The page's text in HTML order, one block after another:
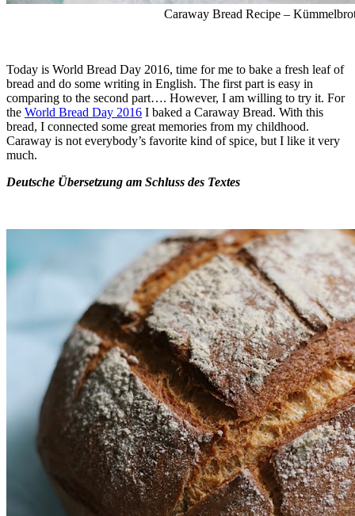
Caraway Bread Recipe –
Today is World Bread Day 2016, time for me to bake a fresh leaf of
bread and do some writing in English. The first part is easy in
comparing to the second part…. However, I am willing to try it. For
the World Bread Day 2016 I baked a Caraway Bread. With this
bread, I connected some great memories from my childhood.
Caraway is not everybody’s favorite kind of spice, but I like it very
much.
Deutsche Übersetzung am Schluss des Textes